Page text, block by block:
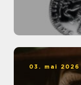
03. mai 2026